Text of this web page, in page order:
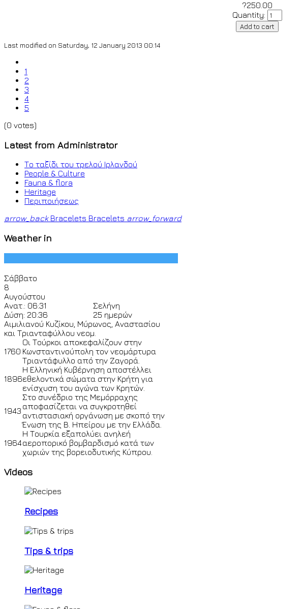
?250.00
Quantity:
Last modified on Saturday, 12 January 2013 00:14
1
2
3
4
5
(0 votes)
Latest from Administrator
Το ταξίδι του τρελού Ιρλανδού
People & Culture
Fauna & flora
Heritage
Περιποιήσεως
arrow_backBracelets Bracelets arrow_forward
Weather in
Σάββατο
8
Αυγούστου
Ανατ.: 06:31
Δύση: 20:36
Σελήνη
25 ημερών
Αιμιλιανού Κυζίκου, Μύρωνος, Αναστασίου
και Τριανταφύλλου νεομ.
1760
Οι Τούρκοι αποκεφαλίζουν στην
Κωνσταντινούπολη τον νεομάρτυρα
Τριαντάφυλλο από την Ζαγορά.
1896
Η Ελληνική Κυβέρνηση αποστέλλει
εθελοντικά σώματα στην Κρήτη για
ενίσχυση του αγώνα των Κρητών.
1943
Στο συνέδριο της Μεμόρραχης
αποφασίζεται να συγκροτηθεί
αντιστασιακή οργάνωση με σκοπό την
Ένωση της Β. Ηπείρου με την Ελλάδα.
1964
Η Τουρκία εξαπολύει ανηλεή
αεροπορικό βομβαρδισμό κατά των
χωριών της βορειοδυτικής Κύπρου.
Videos
Recipes
Tips & trips
Heritage